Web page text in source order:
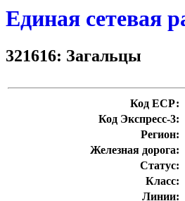
Единая сетевая
321616: Загальцы
Код ЕСР:
Код Экспресс-3:
Регион:
Железная дорога:
Статус:
Класс:
Линии: